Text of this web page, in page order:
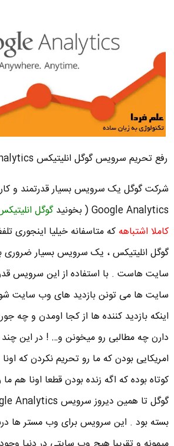
رفع تحریم سرویس گوگل انلیتیکس Google Analytics برای ایران
شرکت گوگل یک سرویس بسیار قدرتمند و
Google Analytics ( بخونید
گوگل
کاملا اشتباهه که متاسفانه خیلیا اینجوری
گوگل انلیتیکس ، یک سرویس بسیار ضروری
سایت هاست . با استفاده از این سرویس
سایت ها می تونن بازدید های وب سایت
اینکه بازدید کننده ها از کجا اومدن و چه
دارن چه مطالبی رو میخونن و… ! در این
امریکایی بودن که ما رو تحریم نکردن که
کوتاه بوده که اگه زنده بودن قطعا اونا هم
بسته بود . این سرویس برای وب مستر ها